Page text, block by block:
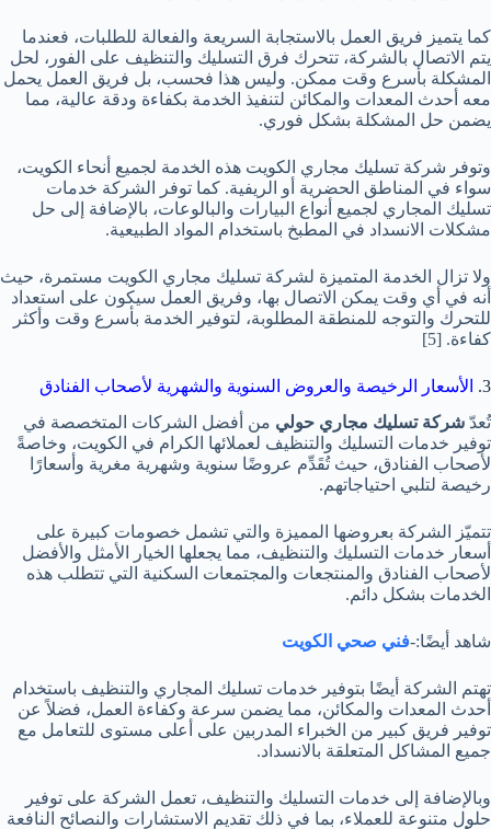
كما يتميز فريق العمل بالاستجابة السريعة والفعالة للطلبات، فعندما
يتم الاتصال بالشركة، تتحرك فرق التسليك والتنظيف على الفور، لحل
المشكلة بأسرع وقت ممكن. وليس هذا فحسب، بل فريق العمل يحمل
معه أحدث المعدات والمكائن لتنفيذ الخدمة بكفاءة ودقة عالية، مما
يضمن حل المشكلة بشكل فوري.
وتوفر شركة تسليك مجاري الكويت هذه الخدمة لجميع أنحاء الكويت،
سواء في المناطق الحضرية أو الريفية. كما توفر الشركة خدمات
تسليك المجاري لجميع أنواع البيارات والبالوعات، بالإضافة إلى حل
مشكلات الانسداد في المطبخ باستخدام المواد الطبيعية.
ولا تزال الخدمة المتميزة لشركة تسليك مجاري الكويت مستمرة، حيث
أنه في أي وقت يمكن الاتصال بها، وفريق العمل سيكون على استعداد
للتحرك والتوجه للمنطقة المطلوبة، لتوفير الخدمة بأسرع وقت وأكثر
كفاءة. [5]
3.
الأسعار الرخيصة والعروض السنوية والشهرية لأصحاب الفنادق
تُعدّ شركة تسليك مجاري حولي من أفضل الشركات المتخصصة في
توفير خدمات التسليك والتنظيف لعملائها الكرام في الكويت، وخاصةً
لأصحاب الفنادق، حيث تُقَدِّم عروضًا سنوية وشهرية مغرية وأسعارًا
رخيصة لتلبي احتياجاتهم.
تتميّز الشركة بعروضها المميزة والتي تشمل خصومات كبيرة على
أسعار خدمات التسليك والتنظيف، مما يجعلها الخيار الأمثل والأفضل
لأصحاب الفنادق والمنتجعات والمجتمعات السكنية التي تتطلب هذه
الخدمات بشكل دائم.
شاهد أيضًا:-فني صحي الكويت
تهتم الشركة أيضًا بتوفير خدمات تسليك المجاري والتنظيف باستخدام
أحدث المعدات والمكائن، مما يضمن سرعة وكفاءة العمل، فضلاً عن
توفير فريق كبير من الخبراء المدربين على أعلى مستوى للتعامل مع
جميع المشاكل المتعلقة بالانسداد.
وبالإضافة إلى خدمات التسليك والتنظيف، تعمل الشركة على توفير
حلول متنوعة للعملاء، بما في ذلك تقديم الاستشارات والنصائح النافعة